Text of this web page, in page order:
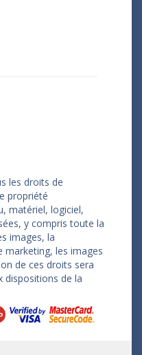
les droits de
propriété
matériel, logiciel,
y compris toute la
images, la
marketing, les images
de ces droits sera
dispositions de la